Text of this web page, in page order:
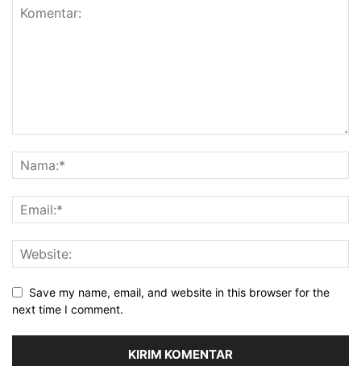
Save my name, email, and website in this browser for the
next time I comment.